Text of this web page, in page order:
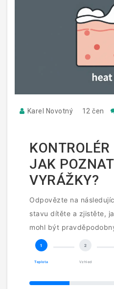
Karel Novotný 12 čen
JAK
VYRÁŽKY?
Odpovězte na
stavu dítěte a zjistěte,
mohl být
1
Teplota
2
Vzhled